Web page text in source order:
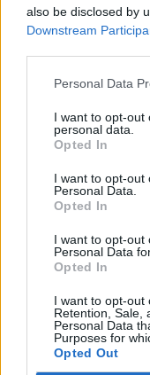
also be disclosed by
Downstream
Personal Data
I want to opt-out
personal data.
Opted In
I want to opt-out
Personal Data.
Opted In
I want to opt-out
Personal Data
Opted In
I want to opt-out
Retention, Sale,
Personal Data
Purposes for
Opted Out
Σχετικά Άρθρα